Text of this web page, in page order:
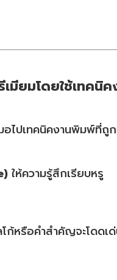
มียมโดยใช้เทคนิ
อไปเทคนิคงานพิมพ์ที่
ให้ความรู้สึกเรียบหรู
โก้หรือคำสำคัญจะโดดเ